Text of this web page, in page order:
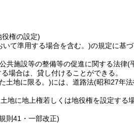
権の設定)
いて準用する場合を含む。)の規定に基
共施設等の整備等の促進に関する法律(
場合は、貸し付けることができる。
土地に限る。)には、道路法(昭和27年
に地上権若しくは地役権を設定する
則41・一部改正)